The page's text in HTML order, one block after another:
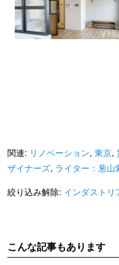
関連: リノベーション, 東京,
ザイナーズ, ライター：葱山
絞り込み解除: インダストリ
こんな記事もあります